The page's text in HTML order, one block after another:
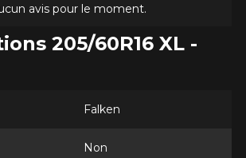
avis pour le moment.
205/60R16 XL -
Falken
Non
aucun résultat ne
n'est disponible en ligne
qui se fera un plaisir de